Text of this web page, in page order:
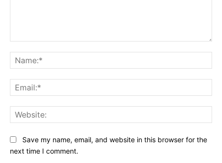
Save my name, email, and website in this browser for the
next time I comment.